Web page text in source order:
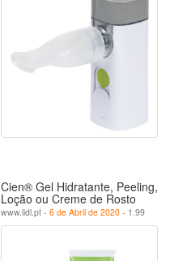
Cien® Gel Hidratante, Peeling,
Loção ou Creme de Rosto
www.lidl.pt - 6 de Abril de 2020 - 1.99